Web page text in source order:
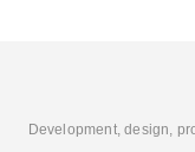
Development, design,